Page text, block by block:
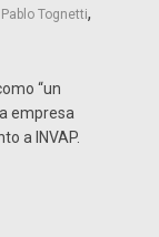
Pablo Tognetti,
“un
empresa
a INVAP.